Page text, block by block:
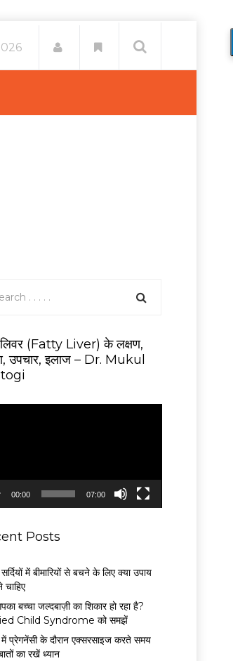
(Fatty Liver) के लक्षण,
उपचार, इलाज – Dr. Mukul
00:00 07:00
Posts
में बीमारियों से बचने के लिए क्या उपाय
बच्चा जल्दबाज़ी का शिकार हो रहा है?
Child Syndrome को समझें
में प्रेगनेंसी के दौरान एक्सरसाइज करते समय
का रखें ध्यान